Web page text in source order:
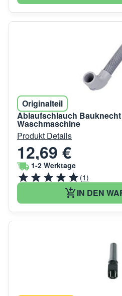
Originalteil
Ablaufschlauch Bauknecht
Waschmaschine
Produkt Details
12,69 €
1-2 Werktage
(1)
IN DEN